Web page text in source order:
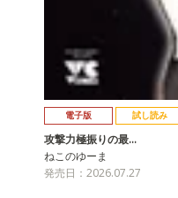
電子版 試し読み
攻撃力極振りの最…
ねこのゆーま
発売日：2026.07.27